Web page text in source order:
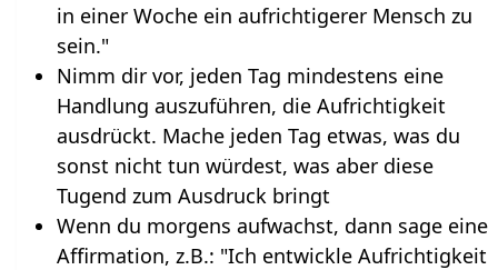
in einer Woche ein aufrichtigerer Mensch zu
sein."
Nimm dir vor, jeden Tag mindestens eine
Handlung auszuführen, die Aufrichtigkeit
ausdrückt. Mache jeden Tag etwas, was du
sonst nicht tun würdest, was aber diese
Tugend zum Ausdruck bringt
Wenn du morgens aufwachst, dann sage eine
Affirmation, z.B.: "Ich entwickle Aufrichtigkeit